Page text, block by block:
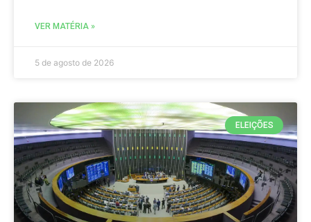
VER MATÉRIA »
5 de agosto de 2026
ELEIÇÕES